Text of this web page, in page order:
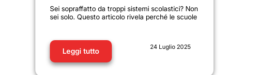
Sei sopraffatto da troppi sistemi scolastici? Non
sei solo. Questo articolo rivela perché le scuole
Leggi tutto 24 Luglio 2025